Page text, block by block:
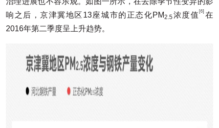
响之后，京津冀地区13座城市的正态化PM2.5浓度值[6] 在
2016年第二季度呈上升趋势。